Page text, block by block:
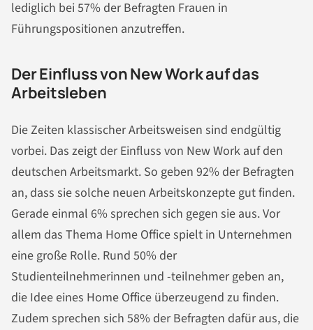
lediglich bei 57% der Befragten Frauen in
Führungspositionen anzutreffen.
Der Einfluss von New Work auf das
Arbeitsleben
Die Zeiten klassischer Arbeitsweisen sind endgültig
vorbei. Das zeigt der Einfluss von New Work auf den
deutschen Arbeitsmarkt. So geben 92% der Befragten
an, dass sie solche neuen Arbeitskonzepte gut finden.
Gerade einmal 6% sprechen sich gegen sie aus. Vor
allem das Thema Home Office spielt in Unternehmen
eine große Rolle. Rund 50% der
Studienteilnehmerinnen und -teilnehmer geben an,
die Idee eines Home Office überzeugend zu finden.
Zudem sprechen sich 58% der Befragten dafür aus, die